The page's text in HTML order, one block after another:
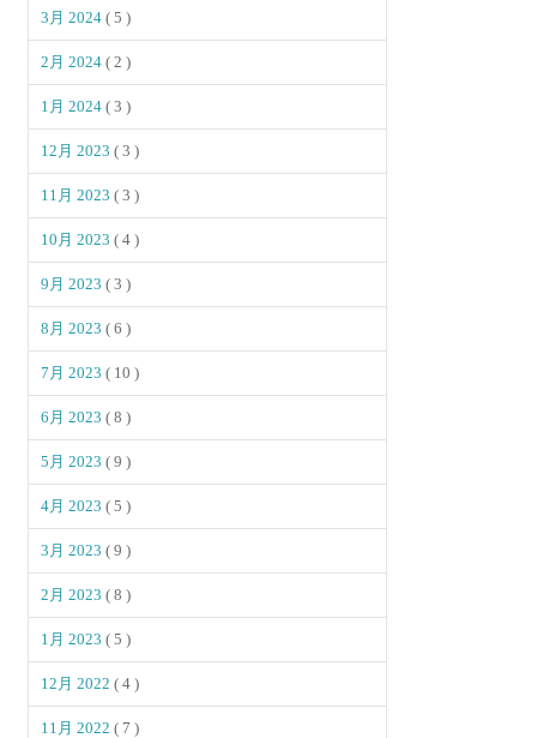
3月 2024( 5 )
2月 2024( 2 )
1月 2024( 3 )
12月 2023( 3 )
11月 2023( 3 )
10月 2023( 4 )
9月 2023( 3 )
8月 2023( 6 )
7月 2023( 10 )
6月 2023( 8 )
5月 2023( 9 )
4月 2023( 5 )
3月 2023( 9 )
2月 2023( 8 )
1月 2023( 5 )
12月 2022( 4 )
11月 2022( 7 )